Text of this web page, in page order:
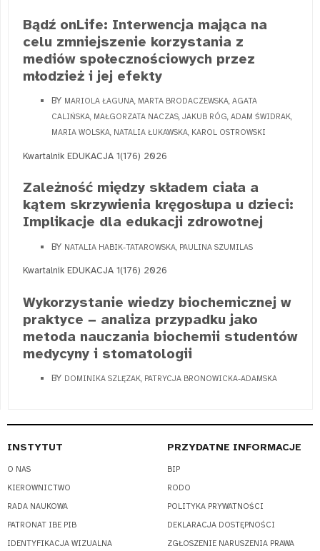
Bądź onLife: Interwencja mająca na
celu zmniejszenie korzystania z
mediów społecznościowych przez
młodzież i jej efekty
BY MARIOLA ŁAGUNA, MARTA BRODACZEWSKA, AGATA
CALIŃSKA, MAŁGORZATA NACZAS, JAKUB RÓG, ADAM ŚWIDRAK,
MARIA WOLSKA, NATALIA ŁUKAWSKA, KAROL OSTROWSKI
Kwartalnik EDUKACJA 1(176) 2026
Zależność między składem ciała a
kątem skrzywienia kręgosłupa u dzieci:
Implikacje dla edukacji zdrowotnej
BY NATALIA HABIK-TATAROWSKA, PAULINA SZUMILAS
Kwartalnik EDUKACJA 1(176) 2026
Wykorzystanie wiedzy biochemicznej w
praktyce − analiza przypadku jako
metoda nauczania biochemii studentów
medycyny i stomatologii
BY DOMINIKA SZLĘZAK, PATRYCJA BRONOWICKA-ADAMSKA
INSTYTUT
O NAS
KIEROWNICTWO
RADA NAUKOWA
PATRONAT IBE PIB
IDENTYFIKACJA WIZUALNA
PRZYDATNE INFORMACJE
BIP
RODO
POLITYKA PRYWATNOŚCI
DEKLARACJA DOSTĘPNOŚCI
ZGŁOSZENIE NARUSZENIA PRAWA